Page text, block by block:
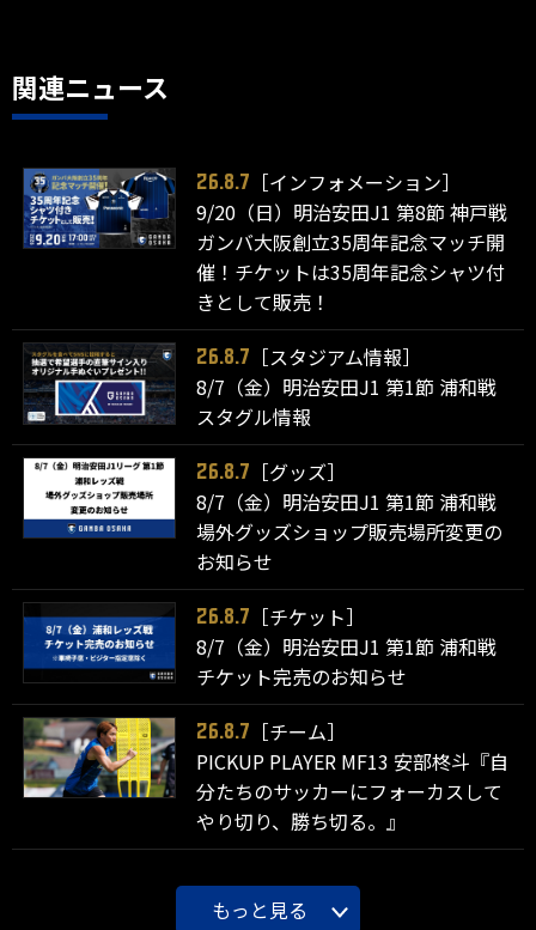
関連ニュース
26.8.7
［インフォメーション］
9/20（日）明治安田J1 第8節 神戸戦
ガンバ大阪創立35周年記念マッチ開
催！チケットは35周年記念シャツ付
きとして販売！
26.8.7
［スタジアム情報］
8/7（金）明治安田J1 第1節 浦和戦
スタグル情報
26.8.7
［グッズ］
8/7（金）明治安田J1 第1節 浦和戦
場外グッズショップ販売場所変更の
お知らせ
26.8.7
［チケット］
8/7（金）明治安田J1 第1節 浦和戦
チケット完売のお知らせ
26.8.7
［チーム］
PICKUP PLAYER MF13 安部柊斗『自
分たちのサッカーにフォーカスして
やり切り、勝ち切る。』
もっと見る